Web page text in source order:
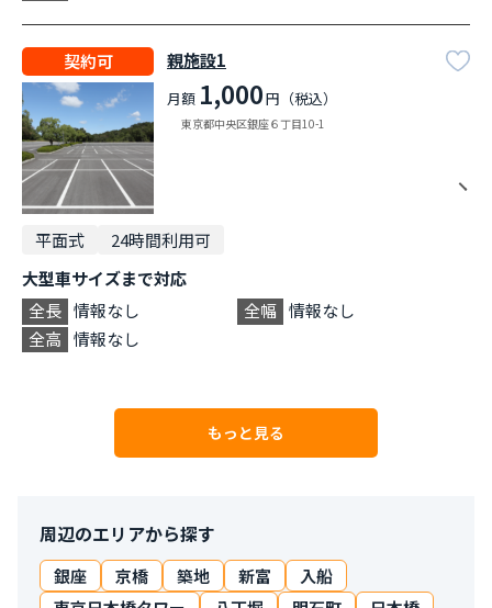
契約可 親施設1
月額 1,000円（税込）
東京都中央区銀座６丁目10-1
平面式
24時間利用可
大型車サイズまで対応
全長 情報なし 全幅 情報なし
全高 情報なし
もっと見る
周辺のエリアから探す
銀座 京橋 築地 新富
入船